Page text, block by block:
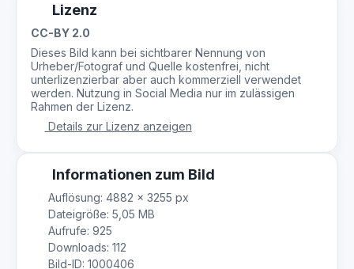
Lizenz
CC-BY 2.0
Dieses Bild kann bei sichtbarer Nennung von
Urheber/Fotograf und Quelle kostenfrei, nicht
unterlizenzierbar aber auch kommerziell verwendet
werden. Nutzung in Social Media nur im zulässigen
Rahmen der Lizenz.
Details zur Lizenz anzeigen
Informationen zum Bild
Auflösung: 4882 × 3255 px
Dateigröße: 5,05 MB
Aufrufe: 925
Downloads: 112
Bild-ID: 1000406